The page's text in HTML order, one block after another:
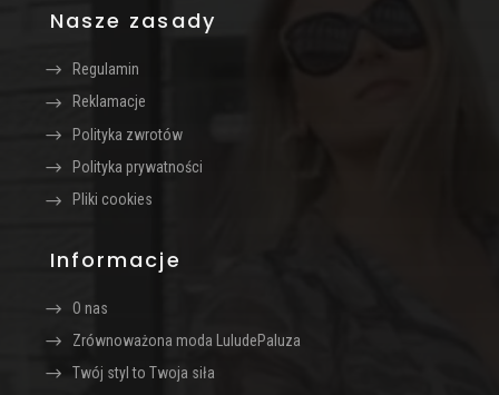
Nasze zasady
Regulamin
Reklamacje
Polityka zwrotów
Polityka prywatności
Pliki cookies
Informacje
O nas
Zrównoważona moda LuludePaluza
Twój styl to Twoja siła